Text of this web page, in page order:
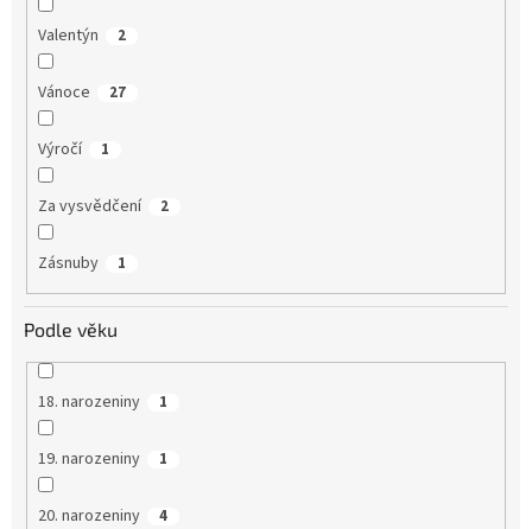
Valentýn 2
Vánoce 27
Výročí 1
Za vysvědčení 2
Zásnuby 1
Podle věku
18. narozeniny 1
19. narozeniny 1
20. narozeniny 4